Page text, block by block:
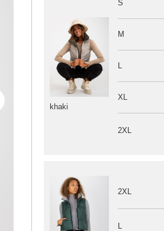
2XL
L
khaki
S
M
L
XL
2XL